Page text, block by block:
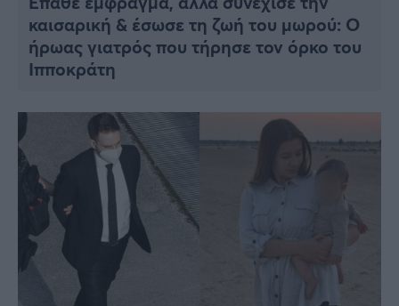
καισαρική & έσωσε τη ζωή του μωρού: Ο
ήρωας γιατρός που τήρησε τον όρκο του
Ιπποκράτη